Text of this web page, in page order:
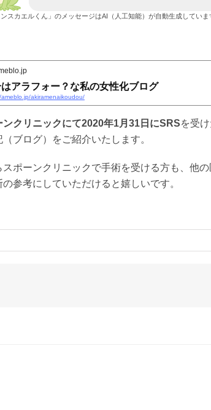
スカエルくん」のメッセージはAI（人工知能）が自動生成してい
アラフォー？な私の女性化ブログ
akiramenaikoudou/
ンクリニックにて2020年1月31日にSRSを受
（ブログ）をご紹介いたします。
スポーンクリニックで手術を受ける方も、他
の参考にしていただけると嬉しいです。